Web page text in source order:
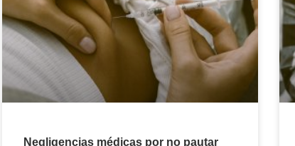
Negligencias médicas por no pautar